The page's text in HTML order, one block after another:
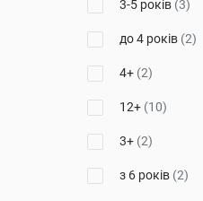
3-5 років (3)
до 4 років (2)
4+ (2)
12+ (10)
3+ (2)
з 6 років (2)